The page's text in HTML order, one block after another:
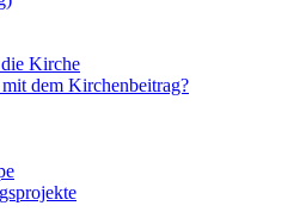
Kirche
dem Kirchenbeitrag?